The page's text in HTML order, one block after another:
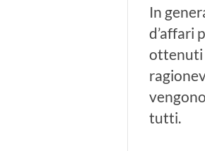
In
d’affari
ottenuti
tutti.